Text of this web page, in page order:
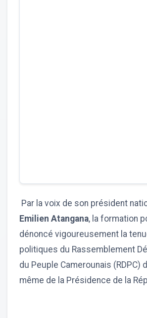
Par la voix de son président
Emilien Atangana, la formation
dénoncé vigoureusement la
politiques du Rassemblement
du Peuple Camerounais (RDPC)
même de la Présidence de la